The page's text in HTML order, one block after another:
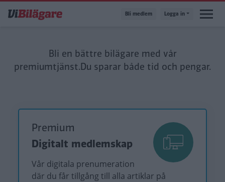
till
Bli medlem Logga in
Bli en bättre bilägare med vår
premiumtjänst.Du sparar både tid och pengar.
Premium
Digitalt medlemskap
Vår digitala prenumeration
där du får tillgång till alla artiklar på